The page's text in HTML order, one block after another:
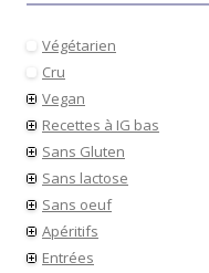
Végétarien
Cru
Vegan
Recettes à IG bas
Sans Gluten
Sans lactose
Sans oeuf
Apéritifs
Entrées